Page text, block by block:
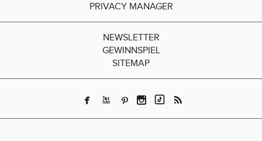
PRIVACY MANAGER
NEWSLETTER
GEWINNSPIEL
SITEMAP